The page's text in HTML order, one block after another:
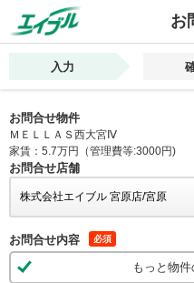
お
入力
お問合せ物件
ＭＥＬＬＡＳ西大宮Ⅳ
家賃：5.7万円（管理費等:3000円)
お問合せ店舗
お問合せ内容 必須
もっと物